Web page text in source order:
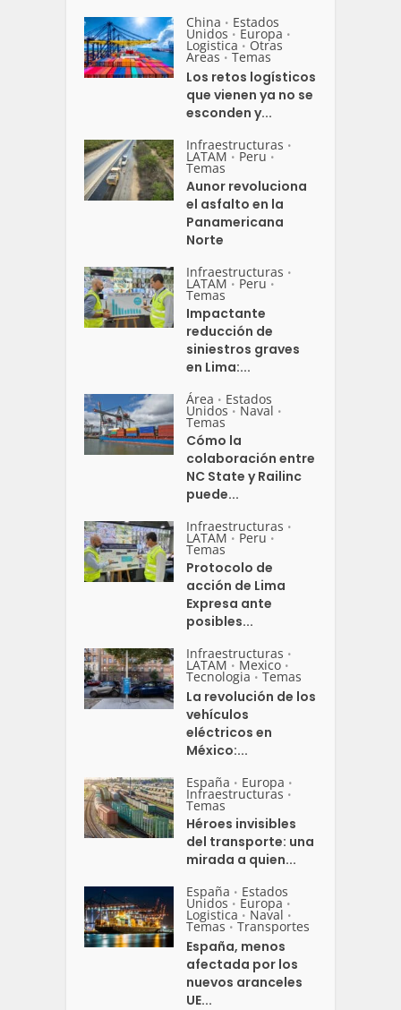
China • Estados
Unidos • Europa •
Logistica • Otras
Areas • Temas
Los retos logísticos
que vienen ya no se
esconden y...
Infraestructuras •
LATAM • Peru •
Temas
Aunor revoluciona
el asfalto en la
Panamericana
Norte
Infraestructuras •
LATAM • Peru •
Temas
Impactante
reducción de
siniestros graves
en Lima:...
Área • Estados
Unidos • Naval •
Temas
Cómo la
colaboración entre
NC State y Railinc
puede...
Infraestructuras •
LATAM • Peru •
Temas
Protocolo de
acción de Lima
Expresa ante
posibles...
Infraestructuras •
LATAM • Mexico •
Tecnologia • Temas
La revolución de los
vehículos
eléctricos en
México:...
España • Europa •
Infraestructuras •
Temas
Héroes invisibles
del transporte: una
mirada a quien...
España • Estados
Unidos • Europa •
Logistica • Naval •
Temas • Transportes
España, menos
afectada por los
nuevos aranceles
UE...